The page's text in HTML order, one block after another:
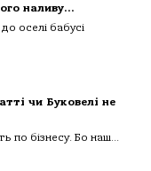
наливу…
оселі бабусі
чи Буковелі не
по бізнесу. Бо наш...